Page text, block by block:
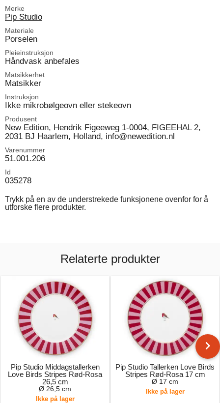
Merke
Pip Studio
Materiale
Porselen
Pleieinstruksjon
Håndvask anbefales
Matsikkerhet
Matsikker
Instruksjon
Ikke mikrobølgeovn eller stekeovn
Produsent
New Edition, Hendrik Figeeweg 1-0004, FIGEEHAL 2,
2031 BJ Haarlem, Holland, info@newedition.nl
Varenummer
51.001.206
Id
035278
Trykk på en av de understrekede funksjonene ovenfor for å
utforske flere produkter.
Relaterte produkter
Pip Studio Middagstallerken
Love Birds Stripes Rød-Rosa
26,5 cm
Ø 26,5 cm
Ikke på lager
Pip Studio Tallerken Love Birds
Stripes Rød-Rosa 17 cm
Ø 17 cm
Ikke på lager